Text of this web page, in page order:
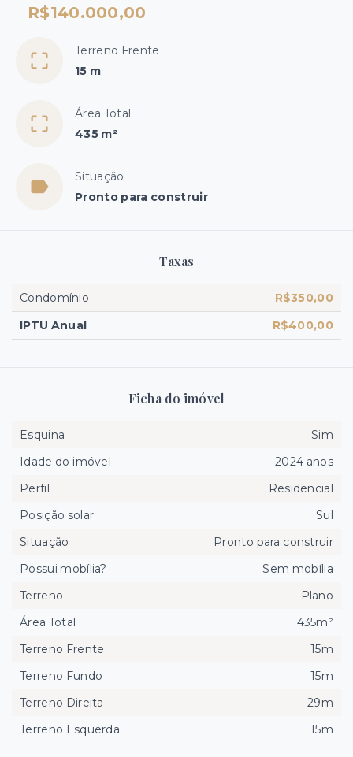
R$140.000,00
Terreno Frente
15 m
Área Total
435 m²
Situação
Pronto para construir
Taxas
Condomínio
R$350,00
IPTU Anual
R$400,00
Ficha do imóvel
Esquina
Sim
Idade do imóvel
2024 anos
Perfil
Residencial
Posição solar
Sul
Situação
Pronto para construir
Possui mobília?
Sem mobília
Terreno
Plano
Área Total
435m²
Terreno Frente
15m
Terreno Fundo
15m
Terreno Direita
29m
Terreno Esquerda
15m